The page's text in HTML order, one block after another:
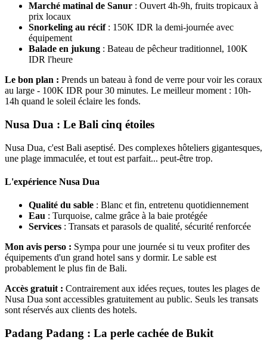
Marché matinal de Sanur : Ouvert 4h-9h, fruits tropicaux à
prix locaux
Snorkeling au récif: 150K IDR la demi-journée avec
équipement
Balade en jukung : Bateau de pêcheur traditionnel, 100K
IDR l'heure
Le bon plan : Prends un bateau à fond de verre pour voir les coraux
au large - 100K IDR pour 30 minutes. Le meilleur moment : 10h-
14h quand le soleil éclaire les fonds.
Nusa Dua : Le Bali cinq étoiles
Nusa Dua, c'est Bali aseptisé. Des complexes hôteliers gigantesques,
une plage immaculée, et tout est parfait... peut-être trop.
L'expérience Nusa Dua
Qualité du sable : Blanc et fin, entretenu quotidiennement
Eau : Turquoise, calme grâce à la baie protégée
Services : Transats et parasols de qualité, sécurité renforcée
Mon avis perso : Sympa pour une journée si tu veux profiter des
équipements d'un grand hotel sans y dormir. Le sable est
probablement le plus fin de Bali.
Accès gratuit : Contrairement aux idées reçues, toutes les plages de
Nusa Dua sont accessibles gratuitement au public. Seuls les transats
sont réservés aux clients des hotels.
Padang Padang : La perle cachée de Bukit